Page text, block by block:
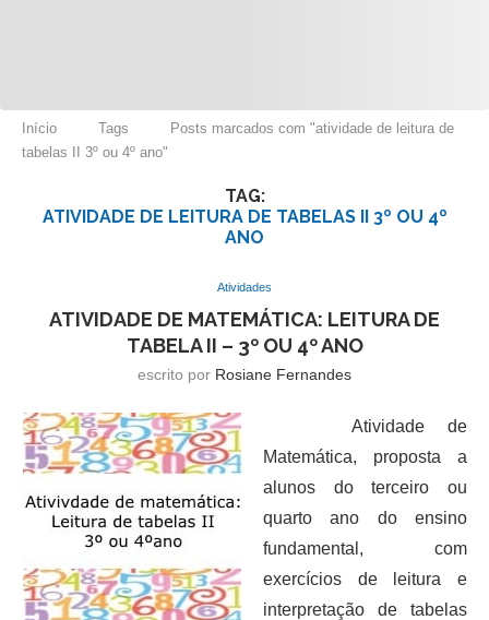
Início Tags
Posts marcados com "atividade de leitura de
tabelas II 3º ou 4º ano"
TAG:
ATIVIDADE DE LEITURA DE TABELAS II 3º OU 4º
ANO
Atividades
ATIVIDADE DE MATEMÁTICA: LEITURA DE
TABELA II – 3º OU 4º ANO
escrito por Rosiane Fernandes
Atividade de
Matemática, proposta a
alunos do terceiro ou
quarto ano do ensino
fundamental, com
exercícios de leitura e
interpretação de tabelas